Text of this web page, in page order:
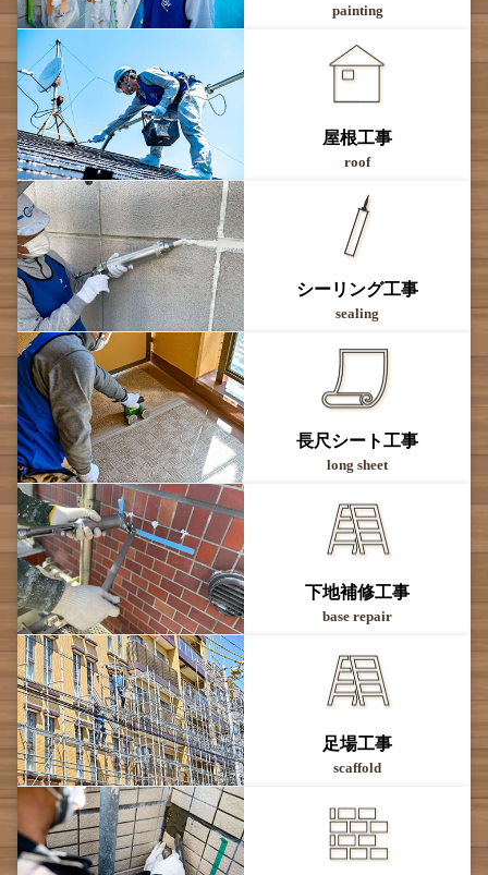
painting
屋根工事
roof
シーリング工事
sealing
長尺シート工事
long sheet
下地補修工事
base repair
足場工事
scaffold